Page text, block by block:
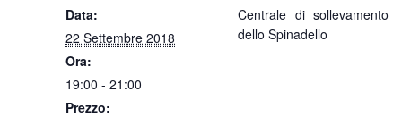
Data:
22 Settembre 2018
Ora:
19:00 - 21:00
Prezzo:
Centrale di sollevamento
dello Spinadello